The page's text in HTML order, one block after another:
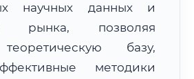
км
/ Почтой:5–7 рабочих дней
научных данных и
рынка, позволяя
базу,
методики